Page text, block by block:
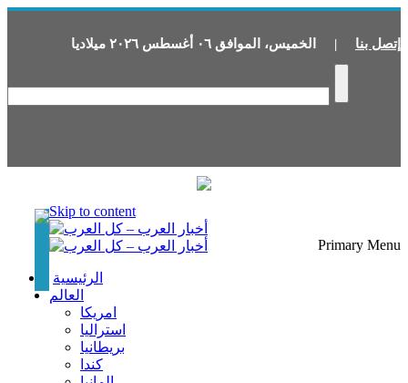
إتصل بنا | الخميس، الموافق ٠٦ أغسطس ٢٠٢٦ ميلاديا
Skip to content
Primary Menu
الرئيسية
العالم
امريكا
استراليا
بريطانيا
كندا